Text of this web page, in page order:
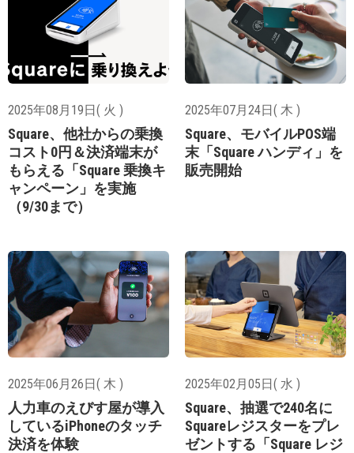
2025年08月19日( 火 )
Square、他社からの​乗換
コスト0円＆決済端末が​
もらえる「Square 乗換キ
ャンペーン」を実施
（9/30まで）
2025年07月24日( 木 )
Square、モバイルPOS端
末「Square ハンディ」を
販売開始
2025年06月26日( 木 )
人力車の​えびす屋が導入
しているiPhoneのタッチ
決済を体験
2025年02月05日( 水 )
Square、​抽選で2​40名に​
Squareレジスターをプレ
ゼントする「Square レジ